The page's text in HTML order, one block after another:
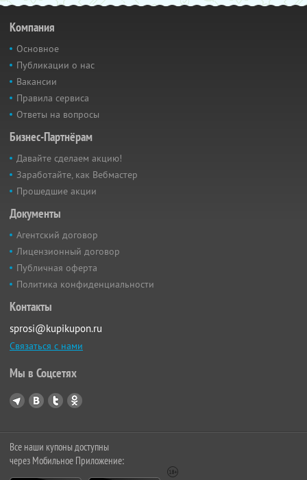
Компания
Основное
Публикации о нас
Вакансии
Правила сервиса
Ответы на вопросы
Бизнес-Партнёрам
Давайте сделаем акцию!
Заработайте, как Вебмастер
Прошедшие акции
Документы
Агентский договор
Лицензионный договор
Публичная оферта
Политика конфиденциальности
Контакты
sprosi@kupikupon.ru
Связаться с нами
Мы в Соцсетях
Все наши купоны доступны
через Мобильное Приложение: